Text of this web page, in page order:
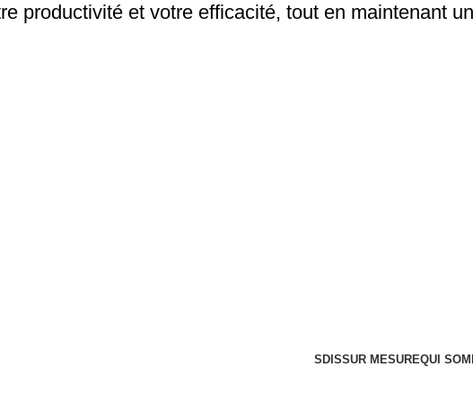
productivité et votre efficacité, tout en maintenant
SDISSUR MESUREQUI